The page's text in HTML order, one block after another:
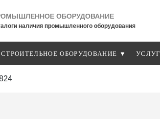
ОБОРУДОВАНИЕ
наличия промышленного оборудования
СТРОИТЕЛЬНОЕ ОБОРУДОВАНИЕ ▼